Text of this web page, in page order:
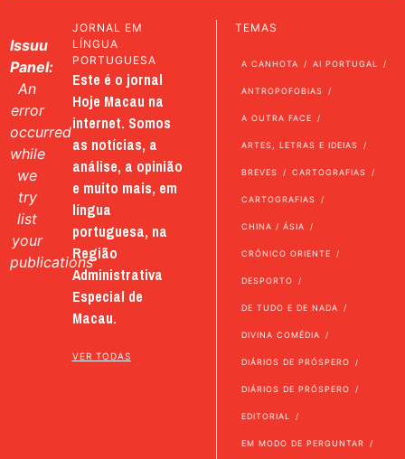
Issuu
Panel:
An
error
occurred
while
we
try
list
your
publications
JORNAL EM
LÍNGUA
PORTUGUESA
Este é o jornal
Hoje Macau na
internet. Somos
as notícias, a
análise, a opinião
e muito mais, em
língua
portuguesa, na
Região
Administrativa
Especial de
Macau.
VER TODAS
TEMAS
A CANHOTA AI PORTUGAL
ANTROPOFOBIAS
A OUTRA FACE
ARTES, LETRAS E IDEIAS
BREVES CARTOGRAFIAS
CARTOGRAFIAS
CHINA / ÁSIA
CRÓNICO ORIENTE
DESPORTO
DE TUDO E DE NADA
DIVINA COMÉDIA
DIÁRIOS DE PRÓSPERO
DIÁRIOS DE PRÓSPERO
EDITORIAL
EM MODO DE PERGUNTAR